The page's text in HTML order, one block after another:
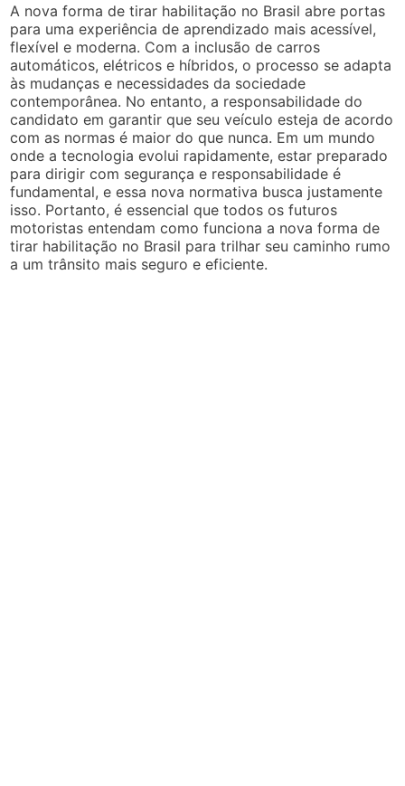
A nova forma de tirar habilitação no Brasil abre portas
para uma experiência de aprendizado mais acessível,
flexível e moderna. Com a inclusão de carros
automáticos, elétricos e híbridos, o processo se adapta
às mudanças e necessidades da sociedade
contemporânea. No entanto, a responsabilidade do
candidato em garantir que seu veículo esteja de acordo
com as normas é maior do que nunca. Em um mundo
onde a tecnologia evolui rapidamente, estar preparado
para dirigir com segurança e responsabilidade é
fundamental, e essa nova normativa busca justamente
isso. Portanto, é essencial que todos os futuros
motoristas entendam como funciona a nova forma de
tirar habilitação no Brasil para trilhar seu caminho rumo
a um trânsito mais seguro e eficiente.